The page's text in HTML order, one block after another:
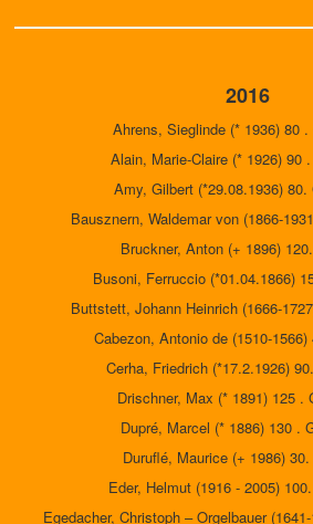
2016
Ahrens, Sieglinde (* 1936) 80
Alain, Marie-Claire (* 1926) 90
Amy, Gilbert (*29.08.1936) 80.
Bausznern, Waldemar von (1866-
Bruckner, Anton (+ 1896)
Busoni, Ferruccio (*01.04.1866)
Buttstett, Johann Heinrich (1666-
Cabezon, Antonio de (1510-1566)
Cerha, Friedrich (*17.2.1926)
Drischner, Max (* 1891) 125 .
Dupré, Marcel (* 1886) 130 .
Duruflé, Maurice (+ 1986)
Eder, Helmut (1916 - 2005)
Egedacher, Christoph – Orgelbauer